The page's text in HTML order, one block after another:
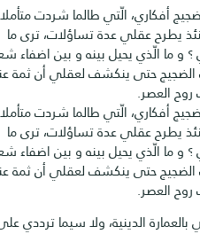
الّتي طالما شردت متأملا مساحات
عقلي عدة تساؤلات، ترى ما هي
يحيل بينه و بين اضفاء شعور أعمق
ينكشف لعقلي أن ثمة عنصر
الّتي طالما شردت متأملا مساحات
عقلي عدة تساؤلات، ترى ما هي
يحيل بينه و بين اضفاء شعور أعمق
ينكشف لعقلي أن ثمة عنصر
ولا سيما ترددي على